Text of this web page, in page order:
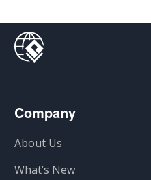
Company
About Us
What’s New